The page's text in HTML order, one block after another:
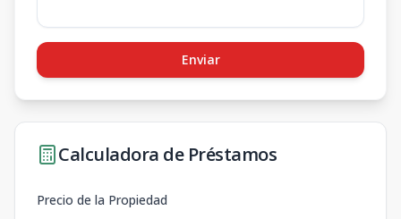
Enviar
Calculadora de Préstamos
Precio de la Propiedad